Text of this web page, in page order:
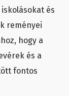
és
reményei
hogy a
és a
fontos